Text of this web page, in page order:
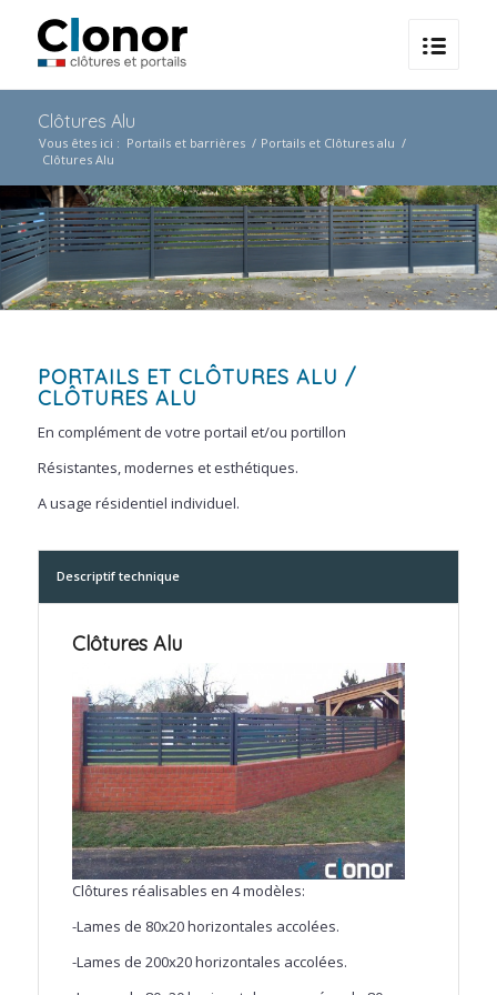
Clôtures Alu
Vous êtes ici : Portails et barrières / Portails et Clôtures alu /
Clôtures Alu
PORTAILS ET CLÔTURES ALU /
CLÔTURES ALU
En complément de votre portail et/ou portillon
Résistantes, modernes et esthétiques.
A usage résidentiel individuel.
Descriptif technique
Clôtures Alu
Clôtures réalisables en 4 modèles:
-Lames de 80x20 horizontales accolées.
-Lames de 200x20 horizontales accolées.